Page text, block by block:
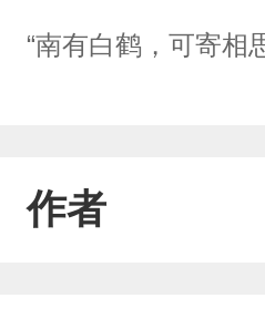
“南有白鹤，可寄相
作者